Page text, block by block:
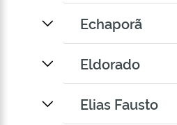
Echaporã
Eldorado
Elias Fausto